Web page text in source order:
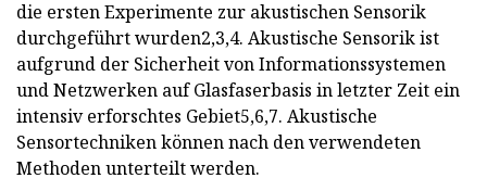
die ersten Experimente zur akustischen Sensorik
durchgeführt wurden2,3,4. Akustische Sensorik ist
aufgrund der Sicherheit von Informationssystemen
und Netzwerken auf Glasfaserbasis in letzter Zeit ein
intensiv erforschtes Gebiet5,6,7. Akustische
Sensortechniken können nach den verwendeten
Methoden unterteilt werden.